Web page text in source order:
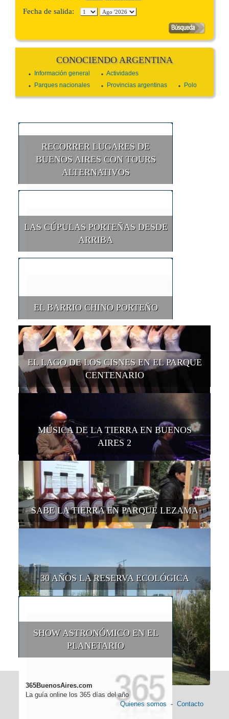
Fecha de salida:
CONOCIENDO ARGENTINA
Información general
Actividades
Parques nacionales
Provincias argentinas Polo
RECORRER LUGARES DE
BUENOS AIRES CON TOURS
ALTERNATIVOS
LAS CÚPULAS PORTEÑAS DESDE
ARRIBA
EL BARRIO CHINO PORTEÑO
EL LAGO DE LOS CISNES EN EL PARQUE
CENTENARIO
MÚSICA DE LA TIERRA EN BUENOS
AIRES 2
SABE LA TIERRA EN PARQUE LEZAMA
30 AÑOS LA RESERVA ECOLÓGICA
SHOW ASTRONÓMICO EN EL
PLANETARIO
365BuenosAires.com
La guía online los 365 días del año
Quienes somos - Contacto